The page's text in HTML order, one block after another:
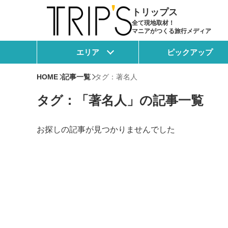
トリップス
全て現地取材！
マニアがつくる旅行メディア
エリア ピックアップ
HOME 記事一覧 タグ：著名人
タグ：「著名人」の記事一覧
お探しの記事が見つかりませんでした